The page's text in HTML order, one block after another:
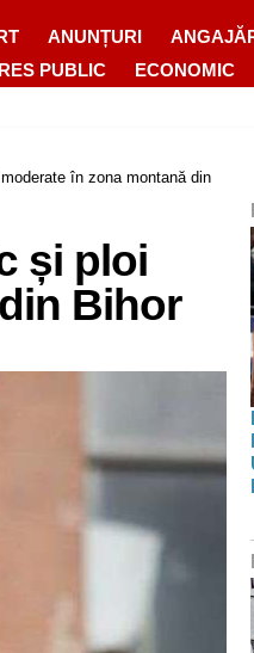
ANUNȚURI
PUBLIC ECONOMIC
în zona montană din
și ploi
Bihor